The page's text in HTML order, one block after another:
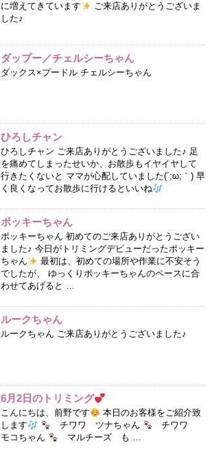
に増えてきています
ご来店ありがとうございま
した♪
ダップー／チェルシーちゃん
ダックス×プードル チェルシーちゃん
ひろしチャン
ひろしチャン ご来店ありがとうございました♪ 足
を痛めてしまったせいか、お散歩もイヤイヤして
行きたくないと ママが心配していました(´;ω;｀) 早
く良くなってお散歩に行けるといいね
ポッキーちゃん
ポッキーちゃん 初めてのご来店ありがとうござい
ました♪ 今日がトリミングデビューだったポッキー
ちゃん
最初は、初めての場所や作業に不安そう
でしたが、 ゆっくりポッキーちゃんのペースに合
わせてあげると …
ルークちゃん
ルークちゃん ご来店ありがとうございました♪
6月2日のトリミング
こんにちは、前野です
本日のお客様をご紹介致
します
チワワ ツナちゃん
チワワ
モコちゃん
マルチーズ も …